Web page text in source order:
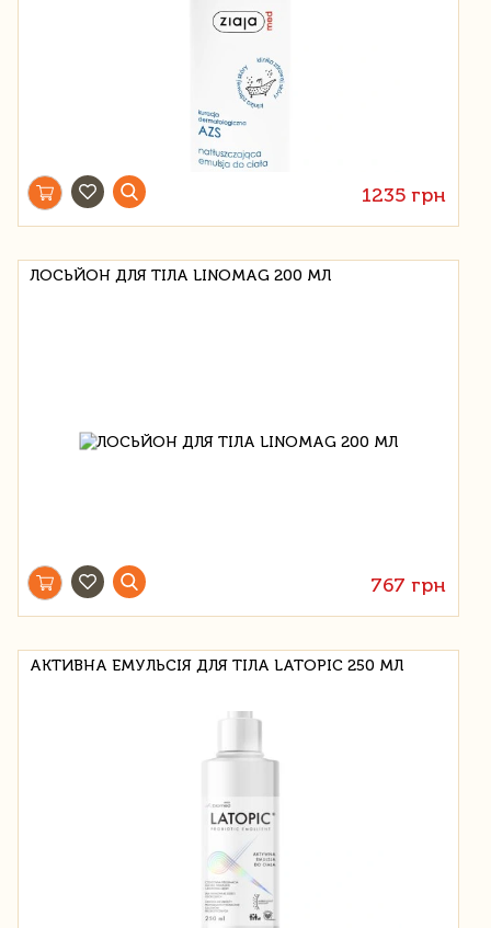
1235 грн
ЛОСЬЙОН ДЛЯ ТІЛА LINOMAG 200 МЛ
767 грн
АКТИВНА ЕМУЛЬСІЯ ДЛЯ ТІЛА LATOPIC 250 МЛ